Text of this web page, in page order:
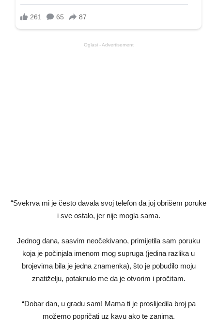
Oglasi - Advertisement
“Svekrva mi je često davala svoj telefon da joj obrišem poruke
i sve ostalo, jer nije mogla sama.
Jednog dana, sasvim neočekivano, primijetila sam poruku
koja je počinjala imenom mog supruga (jedina razlika u
brojevima bila je jedna znamenka), što je pobudilo moju
znatiželju, potaknulo me da je otvorim i pročitam.
“Dobar dan, u gradu sam! Mama ti je proslijedila broj pa
možemo popričati uz kavu ako te zanima.